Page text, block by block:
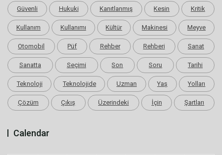
Güvenli Hukuki Kanıtlanmış Kesin Kritik
Kullanım Kullanımı Kültür Makinesi Meyve
Otomobil Püf Rehber Rehberi Sanat
Sanatta Seçimi Son Soru Tarihi
Teknoloji Teknolojide Uzman Yaş Yolları
Çözüm Çıkış Üzerindeki İçin Şartları
Calendar